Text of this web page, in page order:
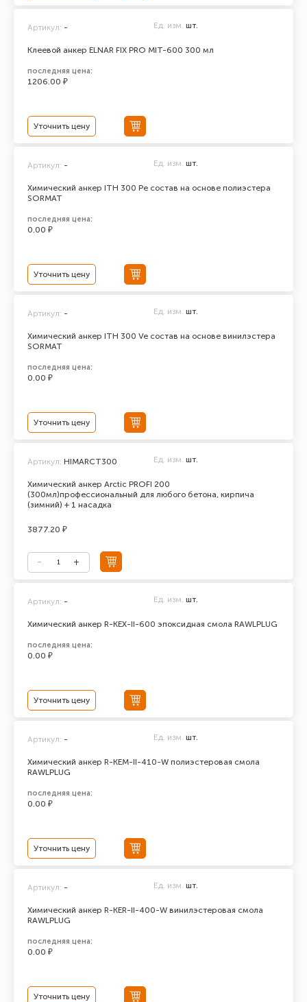
Клеевой анкер ELNAR FIX PRO MIT-600 300 мл
Артикул: - Ед. изм. шт.
последняя цена:
1206.00 ₽
Уточнить цену
Химический анкер ITH 300 Pe состав на основе полиэстера
SORMAT
Артикул: - Ед. изм. шт.
последняя цена:
0.00 ₽
Уточнить цену
Химический анкер ITH 300 Ve состав на основе винилэстера
SORMAT
Артикул: - Ед. изм. шт.
последняя цена:
0.00 ₽
Уточнить цену
Химический анкер Arctic PROFI 200
(300мл)профессиональный для любого бетона, кирпича
(зимний) + 1 насадка
Артикул: HIMARCT300 Ед. изм. шт.
3877.20 ₽
Химический анкер R-KEX-II-600 эпоксидная смола RAWLPLUG
Артикул: - Ед. изм. шт.
последняя цена:
0.00 ₽
Уточнить цену
Химический анкер R-KEM-II-410-W полиэстеровая смола
RAWLPLUG
Артикул: - Ед. изм. шт.
последняя цена:
0.00 ₽
Уточнить цену
Химический анкер R-KER-II-400-W винилэстеровая смола
RAWLPLUG
Артикул: - Ед. изм. шт.
последняя цена:
0.00 ₽
Уточнить цену